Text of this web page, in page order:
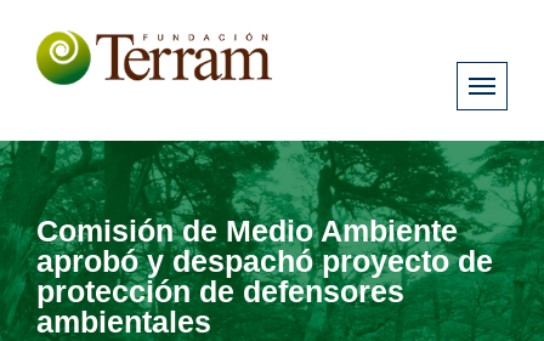
Comisión de Medio Ambiente
aprobó y despachó proyecto de
protección de defensores
ambientales